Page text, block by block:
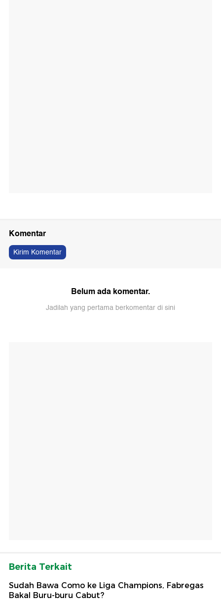
Komentar
Kirim Komentar
Belum ada komentar.
Jadilah yang pertama berkomentar di sini
Berita Terkait
Sudah Bawa Como ke Liga Champions, Fabregas
Bakal Buru-buru Cabut?